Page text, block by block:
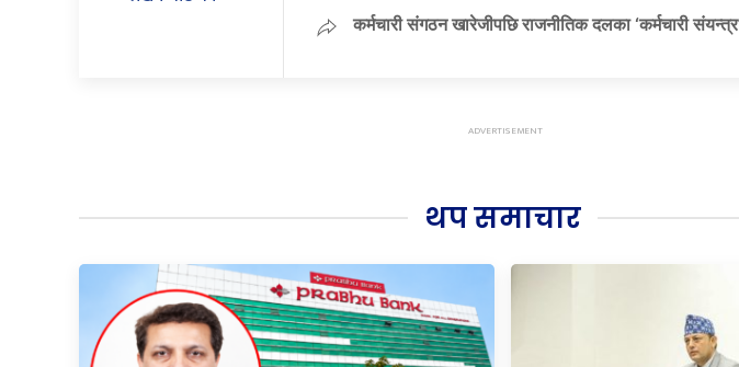
कर्मचारी संगठन खारेजीपछि राजनीतिक दलका ‘कर्मचारी
थप समाचार